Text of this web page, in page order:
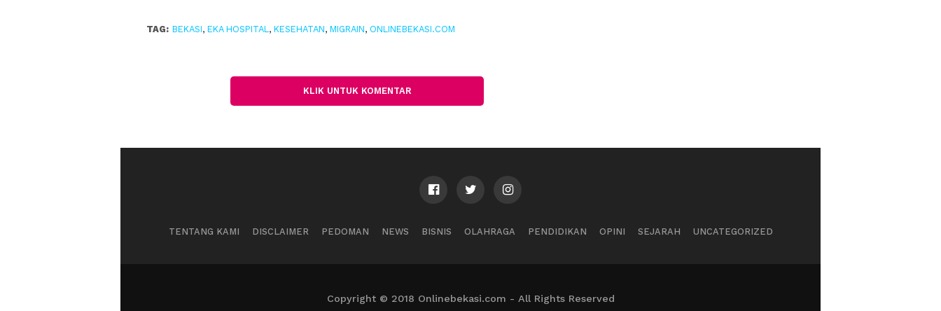
TAG: BEKASI, EKA HOSPITAL, KESEHATAN, MIGRAIN, ONLINEBEKASI.COM
KLIK UNTUK KOMENTAR
TENTANG KAMI DISCLAIMER PEDOMAN NEWS BISNIS OLAHRAGA PENDIDIKAN OPINI SEJARAH UNCATEGORIZED
Copyright © 2018 Onlinebekasi.com - All Rights Reserved